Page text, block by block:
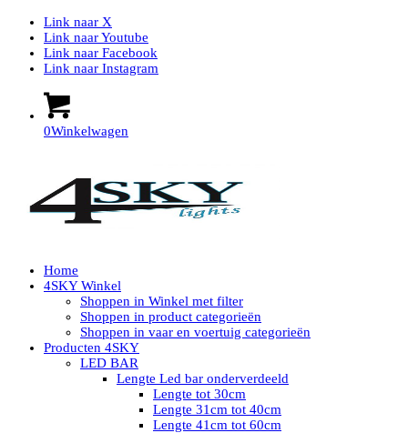
Link naar X
Link naar Youtube
Link naar Facebook
Link naar Instagram
0Winkelwagen
Home
4SKY Winkel
Shoppen in Winkel met filter
Shoppen in product categorieën
Shoppen in vaar en voertuig categorieën
Producten 4SKY
LED BAR
Lengte Led bar onderverdeeld
Lengte tot 30cm
Lengte 31cm tot 40cm
Lengte 41cm tot 60cm